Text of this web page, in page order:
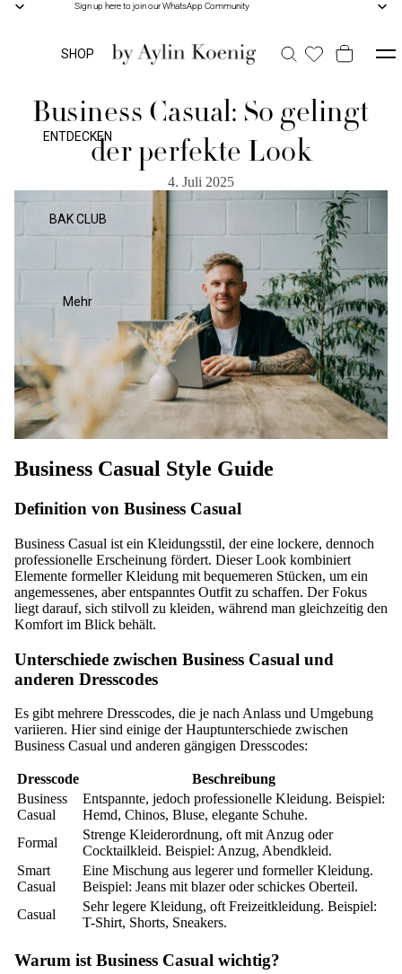
Sign up here to join our WhatsApp Community
Sign up here to join our WhatsApp Community
SHOP
ENTDECKEN
BAK CLUB
Mehr
Business Casual: So gelingt
der perfekte Look
4. Juli 2025
Business Casual Style Guide
Definition von Business Casual
Business Casual ist ein Kleidungsstil, der eine lockere, dennoch
professionelle Erscheinung fördert. Dieser Look kombiniert
Elemente formeller Kleidung mit bequemeren Stücken, um ein
angemessenes, aber entspanntes Outfit zu schaffen. Der Fokus
liegt darauf, sich stilvoll zu kleiden, während man gleichzeitig den
Komfort im Blick behält.
Unterschiede zwischen Business Casual und
anderen Dresscodes
Es gibt mehrere Dresscodes, die je nach Anlass und Umgebung
variieren. Hier sind einige der Hauptunterschiede zwischen
Business Casual und anderen gängigen Dresscodes:
Dresscode
Beschreibung
Business
Casual
Entspannte, jedoch professionelle Kleidung. Beispiel:
Hemd, Chinos, Bluse, elegante Schuhe.
Formal
Strenge Kleiderordnung, oft mit Anzug oder
Cocktailkleid. Beispiel: Anzug, Abendkleid.
Smart
Casual
Eine Mischung aus legerer und formeller Kleidung.
Beispiel: Jeans mit blazer oder schickes Oberteil.
Casual
Sehr legere Kleidung, oft Freizeitkleidung. Beispiel:
T-Shirt, Shorts, Sneakers.
Warum ist Business Casual wichtig?